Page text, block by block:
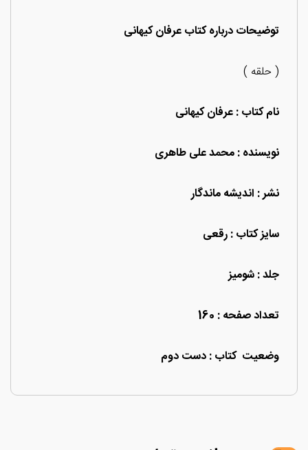
توضیحات درباره کتاب عرفان کیهانی
( حلقه )
نام کتاب : عرفان کیهانی
نویسنده : محمد علی طاهری
نشر : اندیشه ماندگار
سایز کتاب : رقعی
جلد : شومیز
تعداد صفحه : 160
وضعیت کتاب : دست دوم